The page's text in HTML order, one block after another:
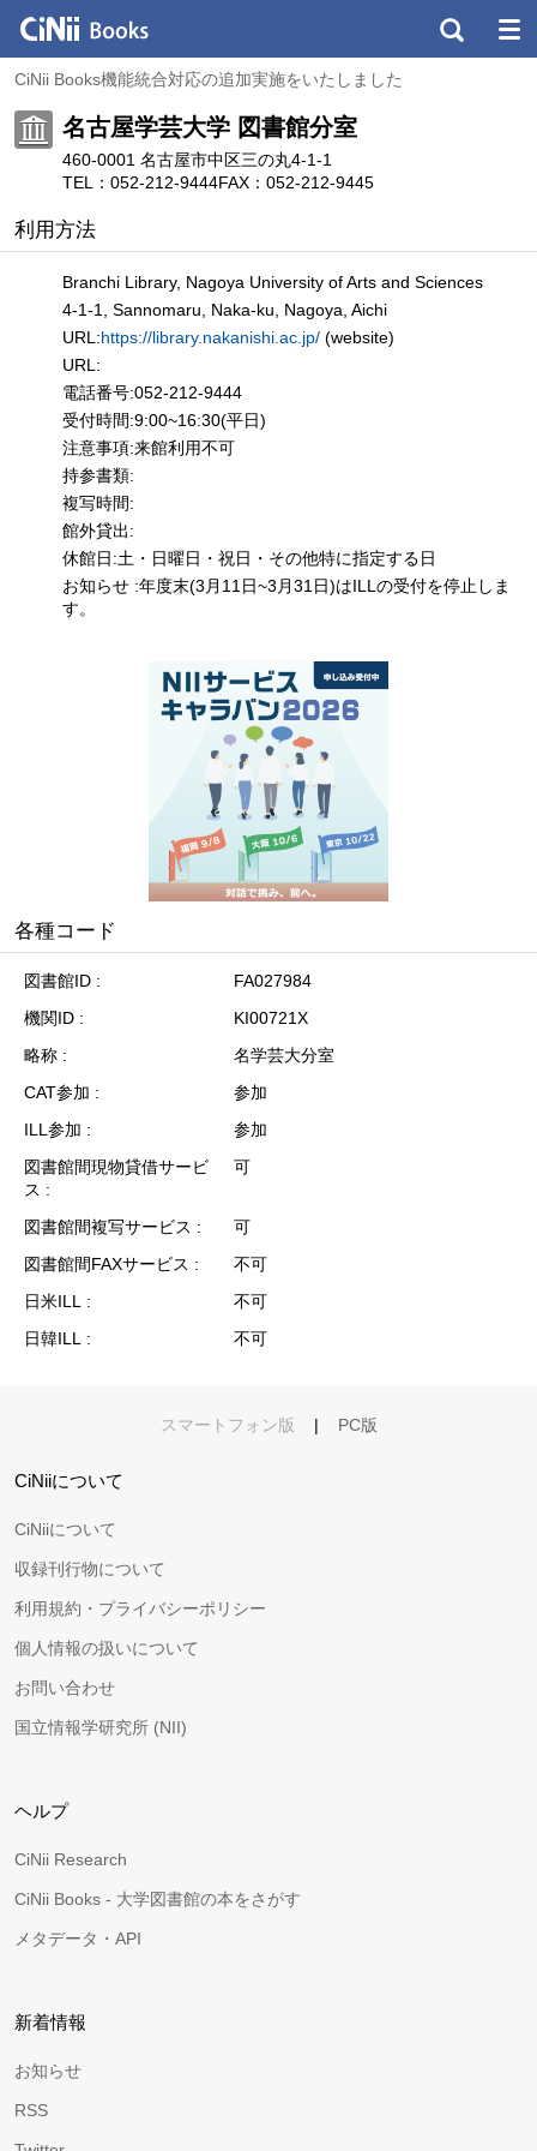
CiNii Books機能統合対応の追加実施をいたしました
名古屋学芸大学 図書館分室
460-0001 名古屋市中区三の丸4-1-1
TEL：052-212-9444FAX：052-212-9445
利用方法
Branchi Library, Nagoya University of Arts and Sciences
4-1-1, Sannomaru, Naka-ku, Nagoya, Aichi
URL:https://library.nakanishi.ac.jp/ (website)
URL:
電話番号:052-212-9444
受付時間:9:00~16:30(平日)
注意事項:来館利用不可
持参書類:
複写時間:
館外貸出:
休館日:土・日曜日・祝日・その他特に指定する日
お知らせ :年度末(3月11日~3月31日)はILLの受付を停止しま
す。
各種コード
図書館ID
FA027984
機関ID
KI00721X
略称
名学芸大分室
CAT参加
参加
ILL参加
参加
図書館間現物貸借サービ
ス
可
図書館間複写サービス
可
図書館間FAXサービス
不可
日米ILL
不可
日韓ILL
不可
スマートフォン版 | PC版
CiNiiについて
CiNiiについて
収録刊行物について
利用規約・プライバシーポリシー
個人情報の扱いについて
お問い合わせ
国立情報学研究所 (NII)
ヘルプ
CiNii Research
CiNii Books - 大学図書館の本をさがす
メタデータ・API
新着情報
お知らせ
RSS